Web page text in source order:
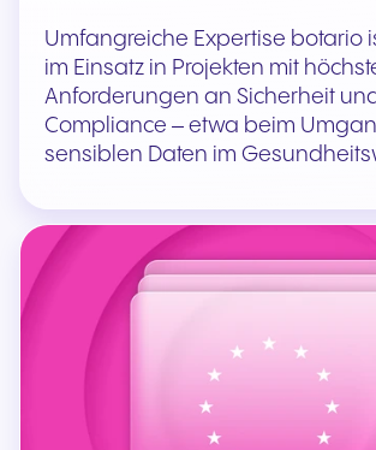
Umfangreiche Expertise botario
im Einsatz in Projekten mit
Anforderungen an Sicherheit
Compliance – etwa beim
sensiblen Daten im